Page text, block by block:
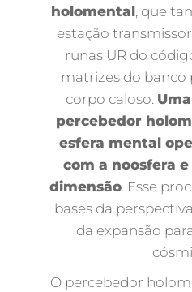
holomental, que
estação
runas UR do
matrizes do banco
corpo caloso.
percebedor
esfera mental
com a noosfera
dimensão. Esse
bases da
da expansão
O percebedor